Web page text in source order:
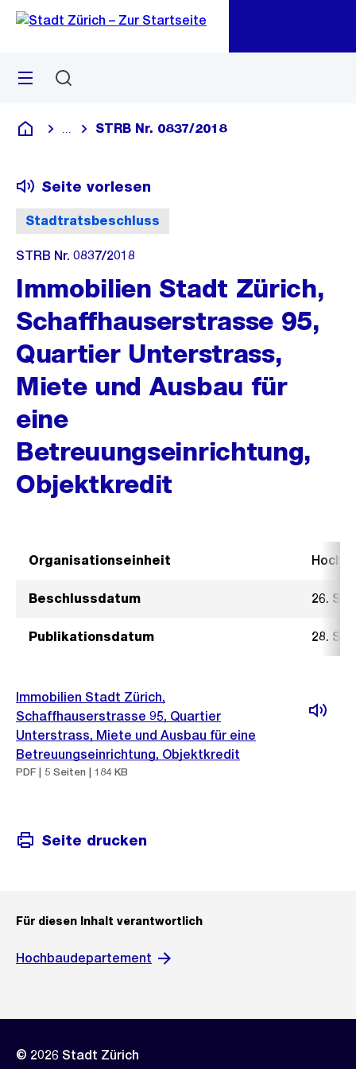
Navigation
Sprunglink
Menü
Deutsch
Blende alle Breadcrumbs ein
STRB Nr. 0837/2018
Stadtratsbeschluss
Seite vorlesen
STRB Nr. 0837/2018
Immobilien Stadt Zürich,
Schaffhauserstrasse 95,
Quartier Unterstrass,
Miete und Ausbau für
eine
Betreuungseinrichtung,
Objektkredit
Organisationseinheit
Beschlussdatum 26.
Publikationsdatum 28.
Immobilien Stadt Zürich,
Schaffhauserstrasse 95, Quartier
Unterstrass, Miete und Ausbau für eine
Betreuungseinrichtung, Objektkredit
PDF | 5 Seiten | 184 KB
Seite drucken
Für diesen Inhalt verantwortlich
Hochbaudepartement
© 2026 Stadt Zürich